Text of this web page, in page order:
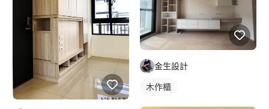
金生設計
木作櫃